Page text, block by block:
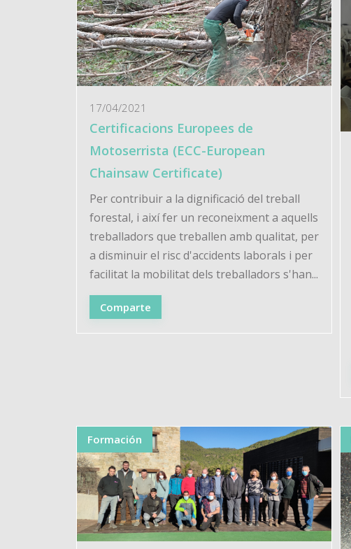
17/04/2021
Certificacions Europees de
Motoserrista (ECC-European
Chainsaw Certificate)
Per contribuir a la dignificació del treball
forestal, i així fer un reconeixment a aquells
treballadors que treballen amb qualitat, per
a disminuir el risc d'accidents laborals i per
facilitat la mobilitat dels treballadors s'han...
Comparte
Formación